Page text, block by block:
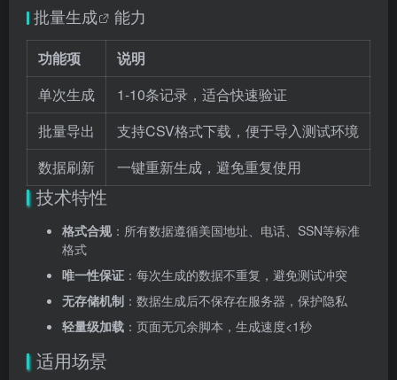
批量生成 能力
功能项
说明
单次生成
1-10条记录，适合快速验证
批量导出
支持CSV格式下载，便于导入测试环境
数据刷新
一键重新生成，避免重复使用
技术特性
格式合规：所有数据遵循美国地址、电话、SSN等标准
格式
唯一性保证 ：每次生成的数据不重复，避免测试冲突
无存储机制 ：数据生成后不保存在服务器，保护隐私
轻量级加载 ：页面无冗余脚本，生成速度<1秒
适用场景